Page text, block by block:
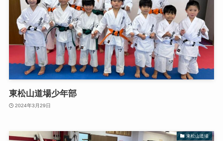
東松山道場少年部
2024年3月29日
東松山道場